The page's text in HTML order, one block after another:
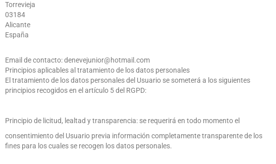
Torrevieja
03184
Alicante
España
Email de contacto: denevejunior@hotmail.com
Principios aplicables al tratamiento de los datos personales
El tratamiento de los datos personales del Usuario se someterá a los siguientes
principios recogidos en el artículo 5 del RGPD:
Principio de licitud, lealtad y transparencia: se requerirá en todo momento el
consentimiento del Usuario previa información completamente transparente de los
fines para los cuales se recogen los datos personales.